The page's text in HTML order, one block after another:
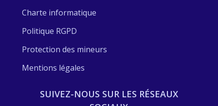
Charte informatique
Politique RGPD
Protection des mineurs
Mentions légales
SUIVEZ-NOUS SUR LES RÉSEAUX